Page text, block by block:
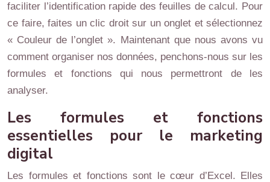
faciliter l’identification rapide des feuilles de calcul. Pour
ce faire, faites un clic droit sur un onglet et sélectionnez
« Couleur de l’onglet ». Maintenant que nous avons vu
comment organiser nos données, penchons-nous sur les
formules et fonctions qui nous permettront de les
analyser.
Les formules et fonctions
essentielles pour le marketing
digital
Les formules et fonctions sont le cœur d’Excel. Elles